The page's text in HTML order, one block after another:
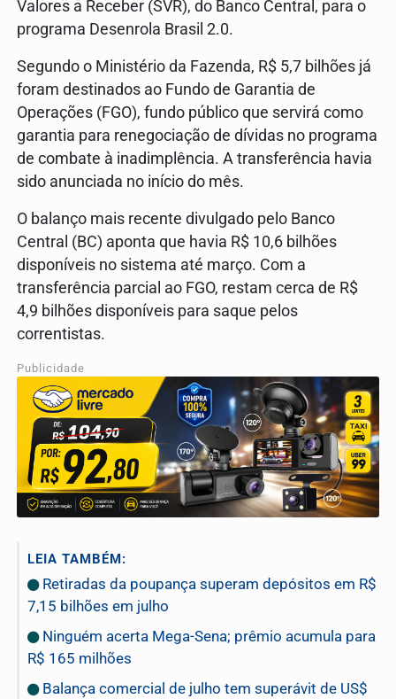
Valores a Receber (SVR), do Banco Central, para o
programa Desenrola Brasil 2.0.
Segundo o Ministério da Fazenda, R$ 5,7 bilhões já
foram destinados ao Fundo de Garantia de
Operações (FGO), fundo público que servirá como
garantia para renegociação de dívidas no programa
de combate à inadimplência. A transferência havia
sido anunciada no início do mês.
O balanço mais recente divulgado pelo Banco
Central (BC) aponta que havia R$ 10,6 bilhões
disponíveis no sistema até março. Com a
transferência parcial ao FGO, restam cerca de R$
4,9 bilhões disponíveis para saque pelos
correntistas.
Publicidade
LEIA TAMBÉM:
Retiradas da poupança superam depósitos em R$
7,15 bilhões em julho
Ninguém acerta Mega-Sena; prêmio acumula para
R$ 165 milhões
Balança comercial de julho tem superávit de US$